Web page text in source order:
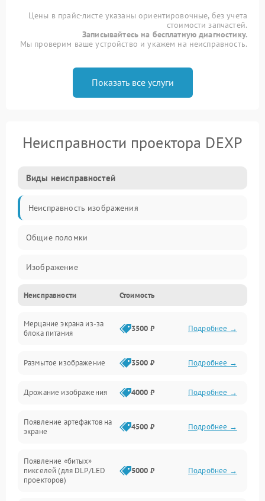
Цены в прайс-листе указаны ориентировочные, без учета
стоимости запчастей.
Записывайтесь на бесплатную диагностику.
Мы проверим ваше устройство и укажем на неисправность.
Показать все услуги
Неисправности проектора DEXP
Виды неисправностей
Неисправность изображения
Общие поломки
Изображение
Лампа подсветки
Неисправность управления и интерфейсов
Неисправности Стоимость
Мерцание экрана из-за
блока питания
3500 ₽ Подробнее →
Размытое изображение 3500 ₽ Подробнее →
Дрожание изображения 4000 ₽ Подробнее →
Появление артефактов на
экране
4500 ₽ Подробнее →
Появление «битых»
пикселей (для DLP/LED
проекторов)
5000 ₽ Подробнее →